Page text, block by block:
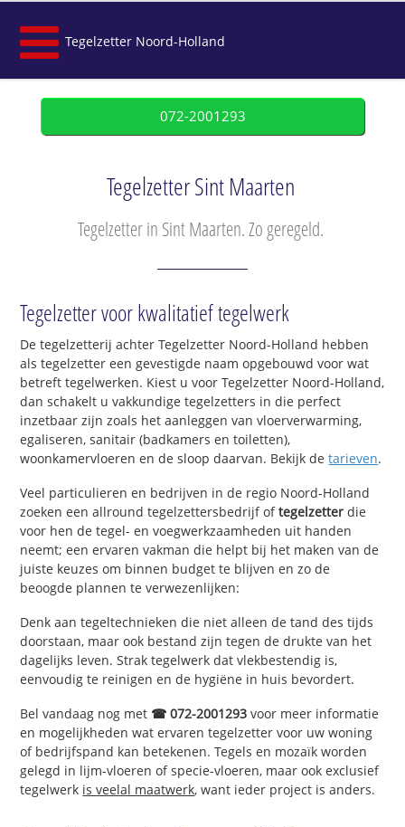
Tegelzetter Noord-Holland
072-2001293
Tegelzetter Sint Maarten
Tegelzetter in Sint Maarten. Zo geregeld.
Tegelzetter voor kwalitatief tegelwerk
De tegelzetterij achter Tegelzetter Noord-Holland hebben
als tegelzetter een gevestigde naam opgebouwd voor wat
betreft tegelwerken. Kiest u voor Tegelzetter Noord-Holland,
dan schakelt u vakkundige tegelzetters in die perfect
inzetbaar zijn zoals het aanleggen van vloerverwarming,
egaliseren, sanitair (badkamers en toiletten),
woonkamervloeren en de sloop daarvan. Bekijk detarieven.
Veel particulieren en bedrijven in de regio Noord-Holland
zoeken een allround tegelzettersbedrijf oftegelzetter die
voor hen de tegel- en voegwerkzaamheden uit handen
neemt; een ervaren vakman die helpt bij het maken van de
juiste keuzes om binnen budget te blijven en zo de
beoogde plannen te verwezenlijken:
Denk aan tegeltechnieken die niet alleen de tand des tijds
doorstaan, maar ook bestand zijn tegen de drukte van het
dagelijks leven. Strak tegelwerk dat vlekbestendig is,
eenvoudig te reinigen en de hygiëne in huis bevordert.
Bel vandaag nog met ☎ 072-2001293 voor meer informatie
en mogelijkheden wat ervaren tegelzetter voor uw woning
of bedrijfspand kan betekenen. Tegels en mozaïk worden
gelegd in lijm-vloeren of specie-vloeren, maar ook exclusief
tegelwerk is veelal maatwerk, want ieder project is anders.